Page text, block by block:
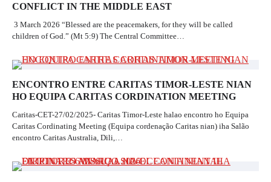
CONFLICT IN THE MIDDLE EAST
3 March 2026 “Blessed are the peacemakers, for they will be called
children of God.” (Mt 5:9) The Central Committee…
ENCONTRO ENTRE CARITAS TIMOR-LESTE NIAN
HO EQUIPA CARITAS CORDINATION MEETING
Caritas-CET-27/02/2025- Caritas Timor-Leste halao encontro ho Equipa
Caritas Cordinating Meeting (Equipa cordenação Caritas nian) iha Salão
encontro Caritas Australia, Dili,…